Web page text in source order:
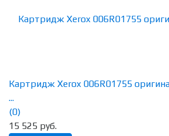
Картридж Xerox 006R01755
...
(0)
15 525 руб.